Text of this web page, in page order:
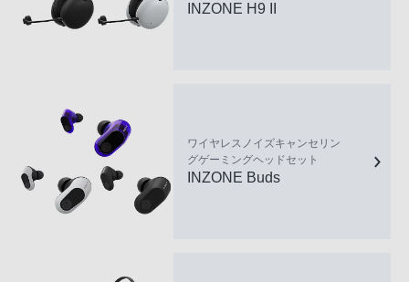
INZONE H9 II
ワイヤレスノイズキャンセリン
グゲーミングヘッドセット
INZONE Buds